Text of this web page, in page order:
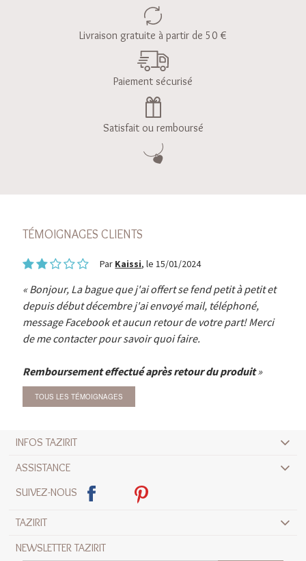
Livraison gratuite à partir de 50 €
Paiement sécurisé
Satisfait ou remboursé
TÉMOIGNAGES CLIENTS
Par Kaissi, le 15/01/2024
Bonjour, La bague que j'ai offert se fend petit à petit et
depuis début décembre j'ai envoyé mail, téléphoné,
message Facebook et aucun retour de votre part! Merci
de me contacter pour savoir quoi faire.
Remboursement effectué après retour du produit
TOUS LES TÉMOIGNAGES
INFOS TAZIRIT
ASSISTANCE
SUIVEZ-NOUS
TAZIRIT
NEWSLETTER TAZIRIT